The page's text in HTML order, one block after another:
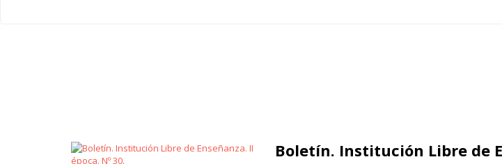
Boletín. Institución Libre de